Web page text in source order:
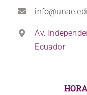
Av.
Ecuador